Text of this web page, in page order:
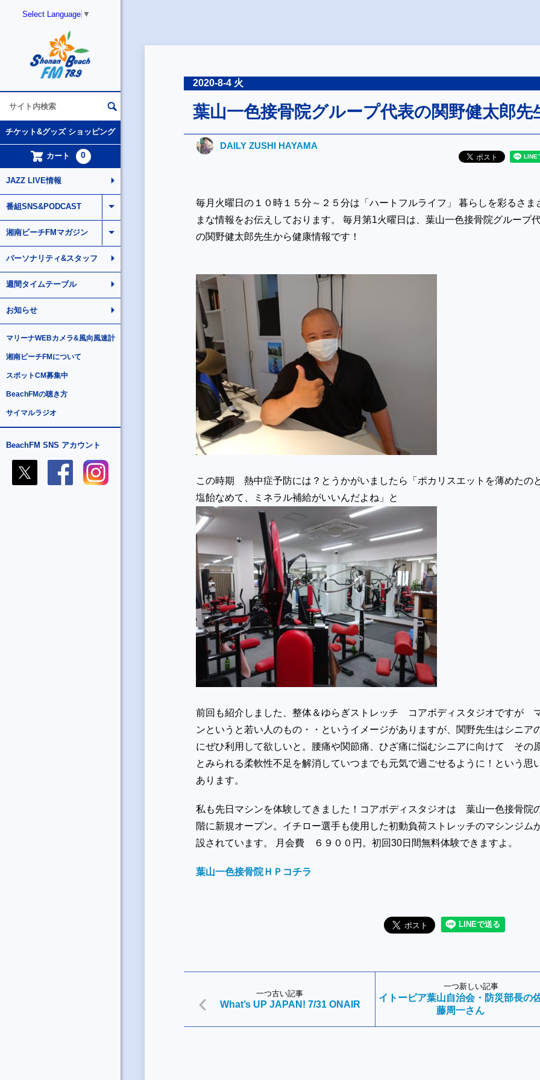
Select Language ▼
チケット&グッズ ショッピング
カート 0
JAZZ LIVE情報
番組SNS&PODCAST
湘南ビーチFMマガジン
パーソナリティ&スタッフ
週間タイムテーブル
お知らせ
マリーナWEBカメラ&風向風速計
湘南ビーチFMについて
スポットCM募集中
BeachFMの聴き方
サイマルラジオ
BeachFM SNS アカウント
2020-8-4 火
葉山一色接骨院グループ代表の関野健太郎先
DAILY ZUSHI HAYAMA
毎月火曜日の１０時１５分～２５分は「ハートフルライフ」 暮らしを彩るさま
まな情報をお伝えしております。 毎月第1火曜日は、葉山一色接骨院グループ
の関野健太郎先生から健康情報です！
この時期 熱中症予防には？とうかがいましたら「ポカリスエットを薄めたの
塩飴なめて、ミネラル補給がいいんだよね」と
前回も紹介しました、整体＆ゆらぎストレッチ コアボディスタジオですが
ンというと若い人のもの・・というイメージがありますが、関野先生はシニア
にぜひ利用して欲しいと。腰痛や関節痛、ひざ痛に悩むシニアに向けて その
とみられる柔軟性不足を解消していつまでも元気で過ごせるように！という思
あります。
私も先日マシンを体験してきました！コアボディスタジオは 葉山一色接骨院
階に新規オープン。イチロー選手も使用した初動負荷ストレッチのマシンジム
設されています。 月会費 ６９００円。初回30日間無料体験できますよ。
葉山一色接骨院ＨＰコチラ
一つ古い記事
What’s UP JAPAN! 7/31 ONAIR
一つ新しい記事
イトーピア葉山自治会・防災部長の
藤周一さん